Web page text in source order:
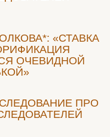
«СТАВКА
ОЧЕВИДНОЙ
ПРО